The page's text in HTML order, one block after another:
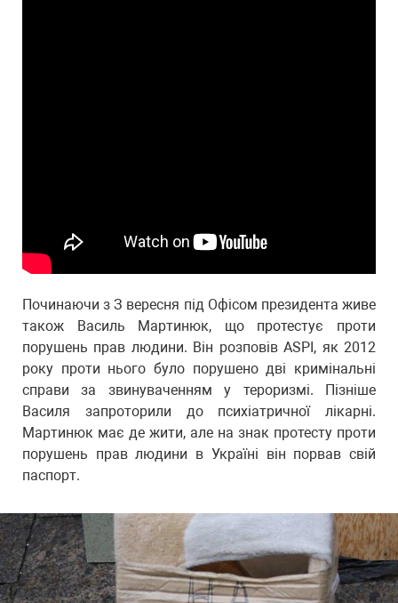
Починаючи з З вересня під Офісом президента живе
також Василь Мартинюк, що протестує проти
порушень прав людини. Він розповів ASPI, як 2012
року проти нього було порушено дві кримінальні
справи за звинуваченням у тероризмі. Пізніше
Василя запроторили до психіатричної лікарні.
Мартинюк має де жити, але на знак протесту проти
порушень прав людини в Україні він порвав свій
паспорт.